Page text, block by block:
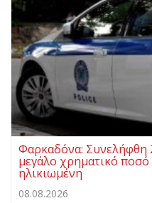
Φαρκαδόνα: Συνελήφθη
μεγάλο χρηματικό
ηλικιωμένη
08.08.2026